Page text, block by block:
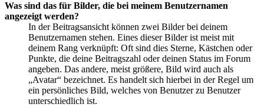
Was sind das für Bilder, die bei meinem Benutzernamen
angezeigt werden?
In der Beitragsansicht können zwei Bilder bei deinem
Benutzernamen stehen. Eines dieser Bilder ist meist mit
deinem Rang verknüpft: Oft sind dies Sterne, Kästchen oder
Punkte, die deine Beitragszahl oder deinen Status im Forum
angeben. Das andere, meist größere, Bild wird auch als
„Avatar“ bezeichnet. Es handelt sich hierbei in der Regel um
ein persönliches Bild, welches von Benutzer zu Benutzer
unterschiedlich ist.